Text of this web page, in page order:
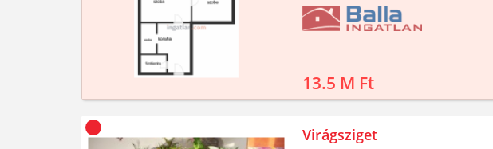
13.5 M Ft
Virágsziget